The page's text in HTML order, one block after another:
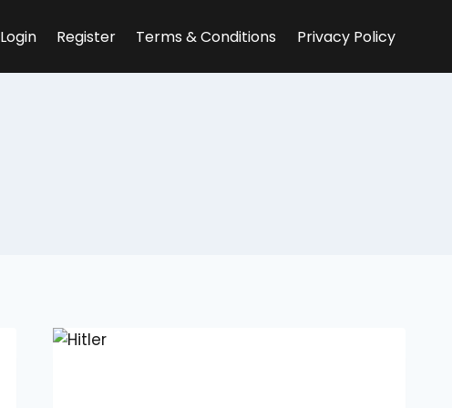
Login Register Terms & Conditions Privacy Policy